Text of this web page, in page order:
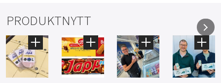
PRODUKTNYTT